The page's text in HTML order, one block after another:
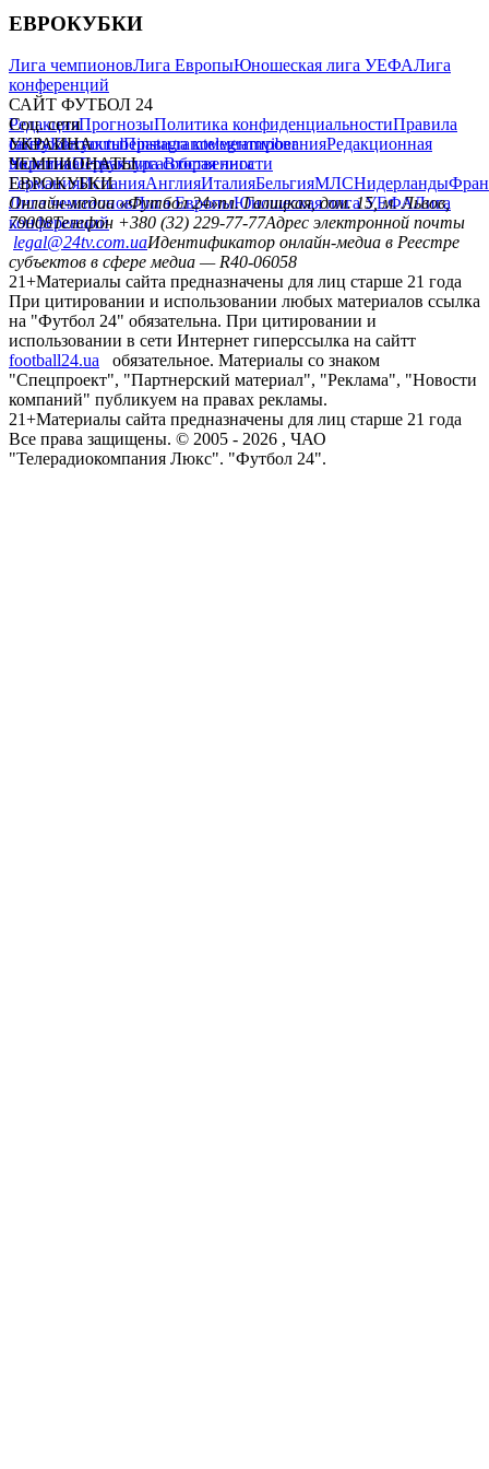
ЕВРОКУБКИ
Лига чемпионовЛига ЕвропыЮношеская лига УЕФАЛига
конференций
САЙТ ФУТБОЛ 24
РедакцияПрогнозыПолитика конфиденциальностиПравила
сайтуКонтактыПравила комментированияРедакционная
политикаСтруктура собственности
Соц. сети
facebookxyoutubeinstagramtelegramviber
УКРАИНА
УкраинаПервая лигаВторая лига
ЧЕМПИОНАТЫ
ГерманияИспанияАнглияИталияБельгияМЛСНидерланды
ЕВРОКУБКИ
Лига чемпионовЛига ЕвропыЮношеская лига УЕФАЛига
конференций
Онлайн-медиа «Футбол 24»пл. Галицкая, дом. 15, м. Львов,
79008Телефон +380 (32) 229-77-77Адрес электронной почты
legal@24tv.com.uaИдентификатор онлайн-медиа в Реестре
субъектов в сфере медиа — R40-06058
21+Материалы сайта предназначены для лиц старше 21 года
При цитировании и использовании любых материалов ссылка
на "Футбол 24" обязательна. При цитировании и
использовании в сети Интернет гиперссылка на сайтт
football24.ua
обязательное. Материалы со знаком
"Спецпроект", "Партнерский материал", "Реклама", "Новости
компаний" публикуем на правах рекламы.
21+Материалы сайта предназначены для лиц старше 21 года
Все права защищены. © 2005 - 2026 , ЧАО
"Телерадиокомпания Люкс". "Футбол 24".